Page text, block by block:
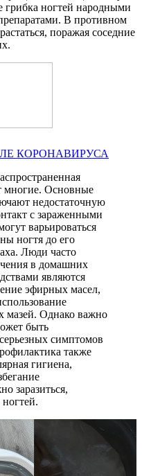
грибка ногтей народными
В противном
поражая соседние
КОРОНАВИРУСА
многие. Основные
недостаточную
с зараженными
варьироваться
ногтя до его
Люди часто
в домашних
являются
эфирных масел,
мазей. Однако важно
быть
симптомов
также
гигиена,
заразиться,